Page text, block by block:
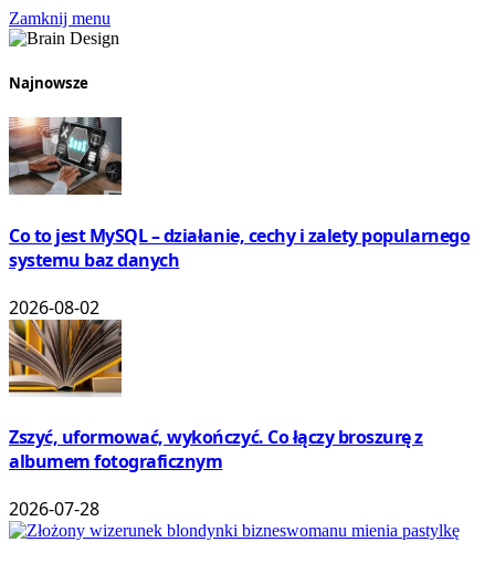
Zamknij menu
Najnowsze
Co to jest MySQL – działanie, cechy i zalety popularnego
systemu baz danych
2026-08-02
Zszyć, uformować, wykończyć. Co łączy broszurę z
albumem fotograficznym
2026-07-28